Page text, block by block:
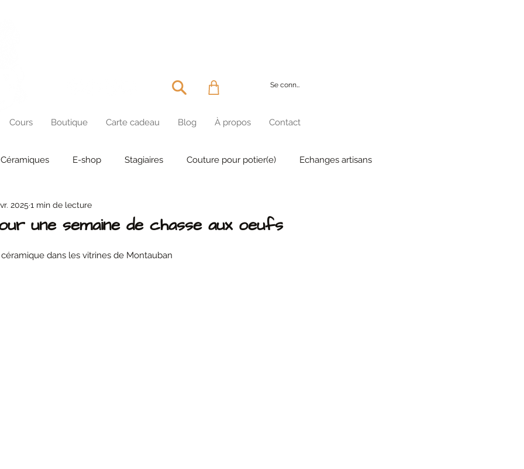
Se connecter
Cours Boutique Carte cadeau Blog À propos Contact
Céramiques E-shop Stagiaires Couture pour potier(e) Echanges artisans
une semaine de chasse aux oeufs
2025 1 min de lecture
dans les vitrines de Montauban